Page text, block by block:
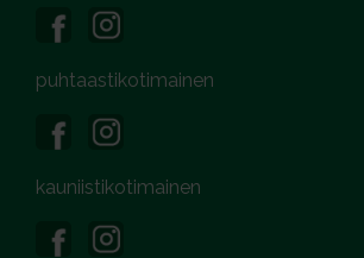
puhtaastikotimainen
kauniistikotimainen